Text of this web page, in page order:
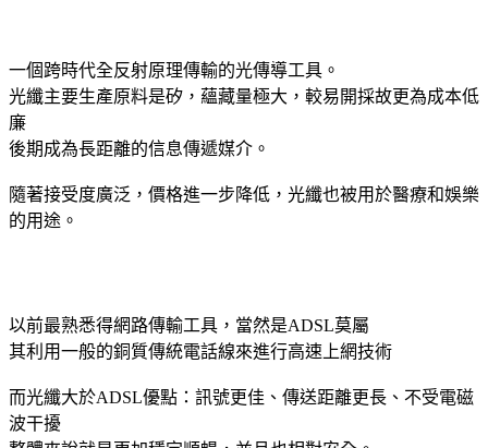
一個跨時代全反射原理傳輸的光傳導工具。
光纖主要生產原料是矽，蘊藏量極大，較易開採故更為成本低
廉
後期成為長距離的信息傳遞媒介。
隨著接受度廣泛，價格進一步降低，光纖也被用於醫療和娛樂
的用途。
以前最熟悉得網路傳輸工具，當然是ADSL莫屬
其利用一般的銅質傳統電話線來進行高速上網技術
而光纖大於ADSL優點：訊號更佳、傳送距離更長、不受電磁
波干擾